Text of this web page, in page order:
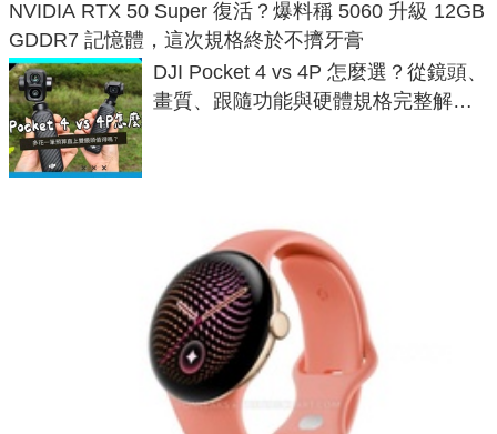
NVIDIA RTX 50 Super 復活？爆料稱 5060 升級 12GB
GDDR7 記憶體，這次規格終於不擠牙膏
DJI Pocket 4 vs 4P 怎麼選？從鏡頭、
畫質、跟隨功能與硬體規格完整解